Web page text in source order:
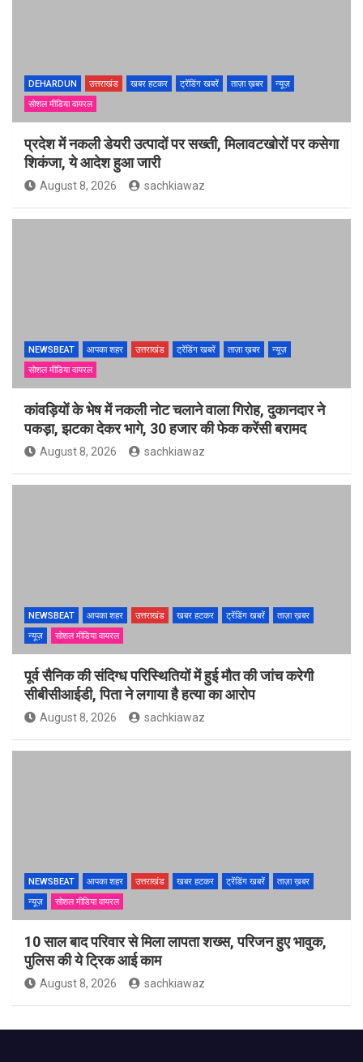
DEHARDUN उत्तराखंड खबर हटकर ट्रेंडिंग खबरें ताज़ा ख़बर
न्यूज़
सोशल मीडिया वायरल
प्रदेश में नकली डेयरी उत्पादों पर सख्ती, मिलावटखोरों पर कसेगा
शिकंजा, ये आदेश हुआ जारी
August 8, 2026 sachkiawaz
NEWSBEAT आपका शहर उत्तराखंड ट्रेंडिंग खबरें ताज़ा ख़बर
न्यूज़
सोशल मीडिया वायरल
कांवड़ियों के भेष में नकली नोट चलाने वाला गिरोह, दुकानदार ने
पकड़ा, झटका देकर भागे, 30 हजार की फेक करेंसी बरामद
August 8, 2026 sachkiawaz
NEWSBEAT आपका शहर उत्तराखंड खबर हटकर ट्रेंडिंग खबरें
ताज़ा ख़बर
न्यूज़
सोशल मीडिया वायरल
पूर्व सैनिक की संदिग्ध परिस्थितियों में हुई मौत की जांच करेगी
सीबीसीआईडी, पिता ने लगाया है हत्या का आरोप
August 8, 2026 sachkiawaz
NEWSBEAT आपका शहर उत्तराखंड खबर हटकर ट्रेंडिंग खबरें
ताज़ा ख़बर
न्यूज़
सोशल मीडिया वायरल
10 साल बाद परिवार से मिला लापता शख्स, परिजन हुए भावुक,
पुलिस की ये ट्रिक आई काम
August 8, 2026 sachkiawaz